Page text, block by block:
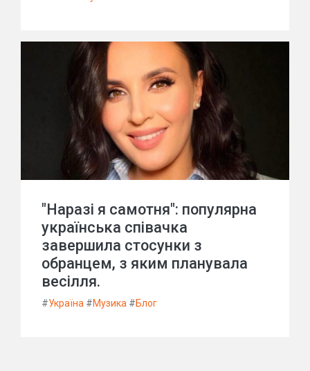
"Наразі я самотня": популярна
українська співачка
завершила стосунки з
обранцем, з яким планувала
весілля.
#Україна #Музика #Блог